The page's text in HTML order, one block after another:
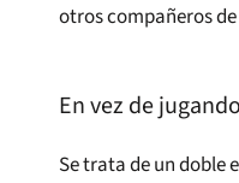
otros compañeros
En vez de
Se trata de un doble